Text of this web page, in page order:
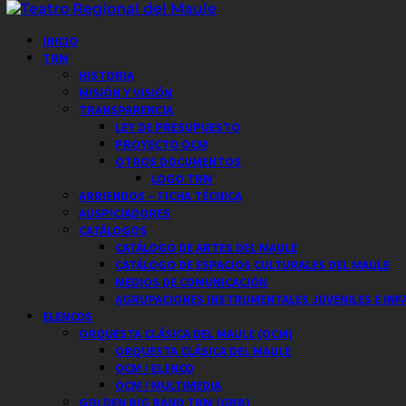
Saltar
contenido
Menú
principal
INICIO
TRM
HISTORIA
MISIÓN Y VISIÓN
TRANSPARENCIA
LEY DE PRESUPUESTO
PROYECTO OCM
OTROS DOCUMENTOS
LOGO TRM
ARRIENDOS – FICHA TÉCNICA
AUSPICIADORES
CATÁLOGOS
CATÁLOGO DE ARTES DEL MAULE
CATÁLOGO DE ESPACIOS CULTURALES DEL MAULE
MEDIOS DE COMUNICACIÓN
AGRUPACIONES INSTRUMENTALES JUVENILES E
ELENCOS
ORQUESTA CLÁSICA DEL MAULE (OCM)
ORQUESTA CLÁSICA DEL MAULE
OCM / ELENCO
OCM / MULTIMEDIA
GOLDEN BIG BAND TRM (GBB)